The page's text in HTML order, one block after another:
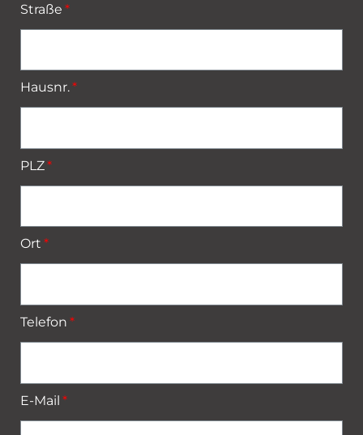
Straße
Hausnr.
PLZ
Ort
Telefon
E-Mail